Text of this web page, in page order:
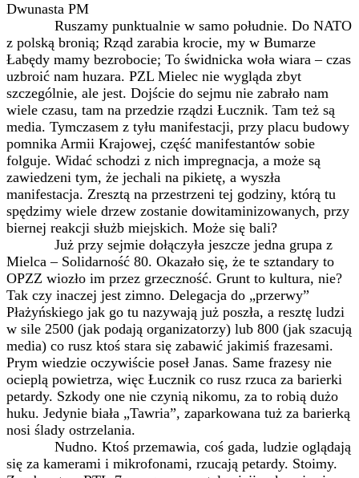
Dwunasta PM
Ruszamy punktualnie w samo południe. Do NATO
z polską bronią; Rząd zarabia krocie, my w Bumarze
Łabędy mamy bezrobocie; To świdnicka woła wiara – czas
uzbroić nam huzara. PZL Mielec nie wygląda zbyt
szczególnie, ale jest. Dojście do sejmu nie zabrało nam
wiele czasu, tam na przedzie rządzi Łucznik. Tam też są
media. Tymczasem z tyłu manifestacji, przy placu budowy
pomnika Armii Krajowej, część manifestantów sobie
folguje. Widać schodzi z nich impregnacja, a może są
zawiedzeni tym, że jechali na pikietę, a wyszła
manifestacja. Zresztą na przestrzeni tej godziny, którą tu
spędzimy wiele drzew zostanie dowitaminizowanych, przy
biernej reakcji służb miejskich. Może się bali?
Już przy sejmie dołączyła jeszcze jedna grupa z
Mielca – Solidarność 80. Okazało się, że te sztandary to
OPZZ wiozło im przez grzeczność. Grunt to kultura, nie?
Tak czy inaczej jest zimno. Delegacja do „przerwy”
Płażyńskiego jak go tu nazywają już poszła, a resztę ludzi
w sile 2500 (jak podają organizatorzy) lub 800 (jak szacują
media) co rusz ktoś stara się zabawić jakimiś frazesami.
Prym wiedzie oczywiście poseł Janas. Same frazesy nie
ocieplą powietrza, więc Łucznik co rusz rzuca za barierki
petardy. Szkody one nie czynią nikomu, za to robią dużo
huku. Jedynie biała „Tawria”, zaparkowana tuż za barierką
nosi ślady ostrzelania.
Nudno. Ktoś przemawia, coś gada, ludzie oglądają
się za kamerami i mikrofonami, rzucają petardy. Stoimy.